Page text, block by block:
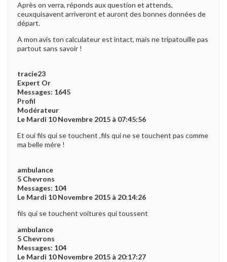
Après on verra, réponds aux question et attends,
ceuxquisavent arriveront et auront des bonnes données de
départ.
A mon avis ton calculateur est intact, mais ne tripatouille pas
partout sans savoir !
tracie23
Expert Or
Messages: 1645
Profil
Modérateur
Le Mardi 10 Novembre 2015 à 07:45:56
Et oui fils qui se touchent ,fils qui ne se touchent pas comme
ma belle mére !
ambulance
5 Chevrons
Messages: 104
Le Mardi 10 Novembre 2015 à 20:14:26
fils qui se touchent voitures qui toussent
ambulance
5 Chevrons
Messages: 104
Le Mardi 10 Novembre 2015 à 20:17:27